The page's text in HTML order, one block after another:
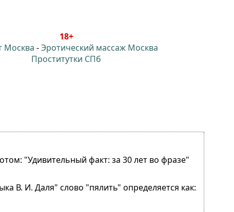
18+
Москва -Эротический массаж Москва
Проститутки СПб
"Удивительный факт: за 30 лет во фразе"
В. И. Даля" слово "пялить" определяется как: